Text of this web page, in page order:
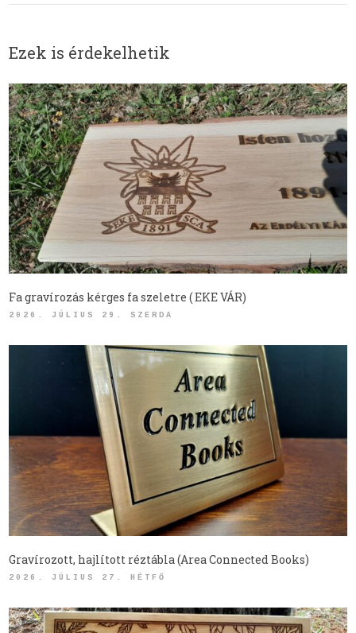
Ezek is érdekelhetik
Fa gravírozás kérges fa szeletre ( EKE VÁR)
2026. JÚLIUS 29. SZERDA
Gravírozott, hajlított réztábla (Area Connected Books)
2026. JÚLIUS 27. HÉTFŐ